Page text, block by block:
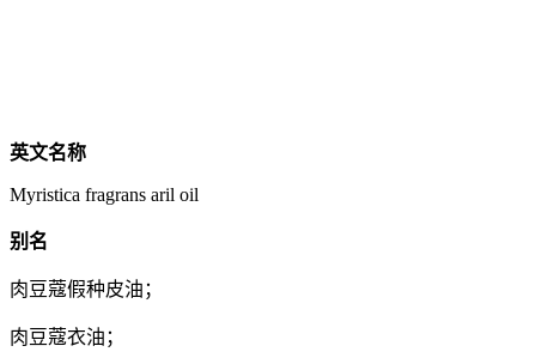
英文名称
Myristica fragrans aril oil
别名
肉豆蔻假种皮油；
肉豆蔻衣油；